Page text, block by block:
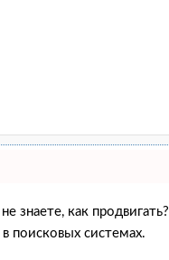
знаете, как
поисковых системах.